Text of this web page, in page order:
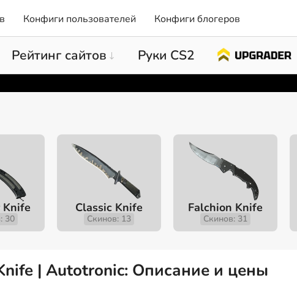
Конфиги пользователей Конфиги блогеров
Рейтинг сайтов Руки CS2
30
Classic Knife
Скинов: 13
Falchion Knife
Скинов: 31
| Autotronic: Описание и цены